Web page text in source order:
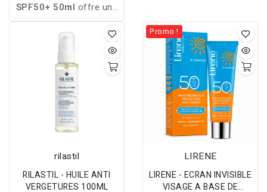
SPF50+ 50ml offre une
très haute protection
contre les UVA/UVB. Sa
texture fluide, légère et
non grasse hydrate la
peau tout en la
protégeant efficacement
du soleil. Convient à tous
les types de peau pour
quotidienne.
rilastil
RILASTIL - HUILE ANTI
VERGETURES 100ML
Promo !
LIRENE
LIRENE - ECRAN INVISIBLE
VISAGE A BASE DE